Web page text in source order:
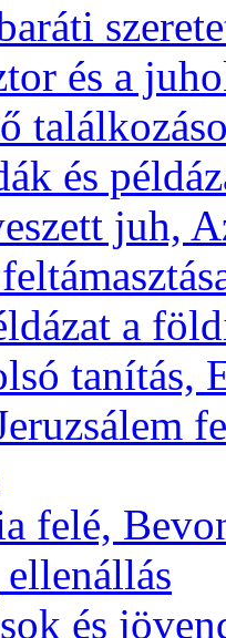
és a
és
juh,
a
tanítás,
felé,
és